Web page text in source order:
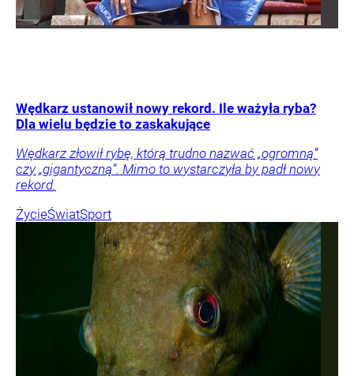
Wędkarz ustanowił nowy rekord. Ile ważyła ryba?
Dla wielu będzie to zaskakujące
Wędkarz złowił rybę, którą trudno nazwać „ogromną”
czy „gigantyczną”. Mimo to wystarczyła by padł nowy
rekord.
ŻycieŚwiatSport